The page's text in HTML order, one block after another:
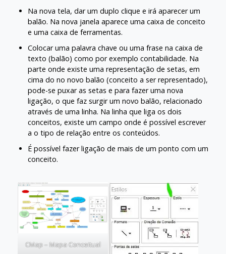
Na nova tela, dar um duplo clique e irá aparecer um
balão. Na nova janela aparece uma caixa de conceito
e uma caixa de ferramentas.
Colocar uma palavra chave ou uma frase na caixa de
texto (balão) como por exemplo contabilidade. Na
parte onde existe uma representação de setas, em
cima do no novo balão (conceito a ser representado),
pode-se puxar as setas e para fazer uma nova
ligação, o que faz surgir um novo balão, relacionado
através de uma linha. Na linha que liga os dois
conceitos, existe um campo onde é possível escrever
a o tipo de relação entre os conteúdos.
É possível fazer ligação de mais de um ponto com um
conceito.
CMap – Mapa Conceitual